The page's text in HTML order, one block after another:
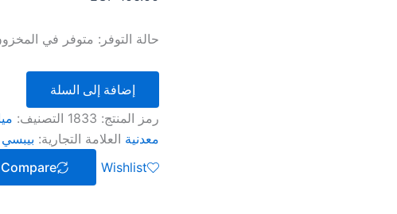
حالة التوفر: متوفر في
إضافة إلى السلة
رمز المنتج: 1833 التصنيف:
معدنية العلامة التجارية: بيبسي
Wishlist
Compare